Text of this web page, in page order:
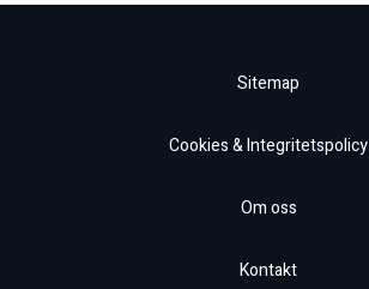
Sitemap
Cookies & Integritetspolicy
Om oss
Kontakt